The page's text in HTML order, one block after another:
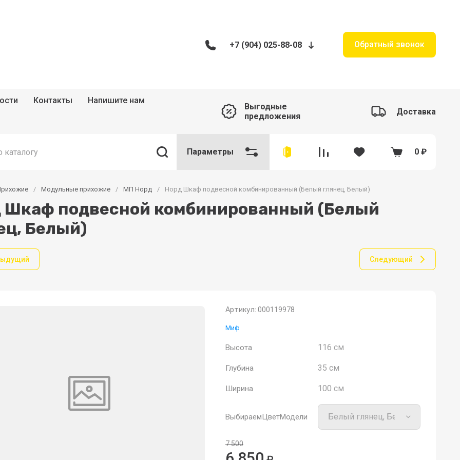
+7 (904) 025-88-08 Обратный звонок
Контакты Напишите нам
Выгодные
предложения
Доставка
Параметры 0 ₽
/ Модульные прихожие / МП Норд / Норд Шкаф подвесной комбинированный (Белый глянец, Белый)
Шкаф подвесной комбинированный (Белый
Белый)
Следующий
Артикул: 000119978
Миф
Высота 116 см
Глубина 35 см
Ширина 100 см
ВыбираемЦветМодели
7 500